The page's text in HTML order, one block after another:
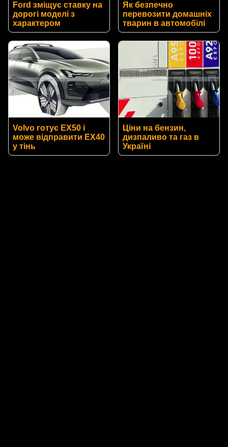
Ford зміщує ставку на
дорогі моделі з
характером
Як безпечно
перевозити домашніх
тварин в автомобілі
Volvo готує EX50 і
може відправити EX40
у тінь
Ціни на бензин,
дизпаливо та газ в
Україні